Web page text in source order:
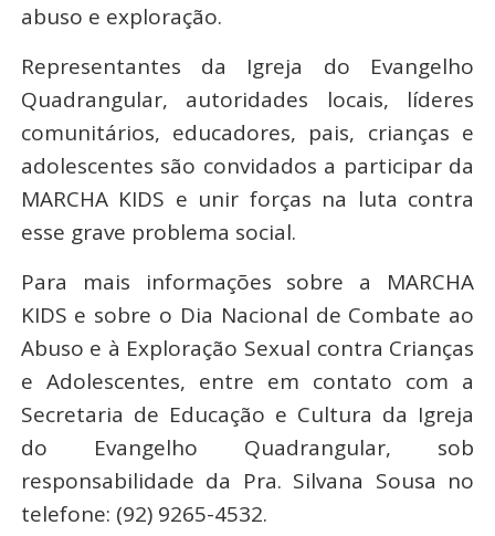
abuso e exploração.
Representantes da Igreja do Evangelho
Quadrangular, autoridades locais, líderes
comunitários, educadores, pais, crianças e
adolescentes são convidados a participar da
MARCHA KIDS e unir forças na luta contra
esse grave problema social.
Para mais informações sobre a MARCHA
KIDS e sobre o Dia Nacional de Combate ao
Abuso e à Exploração Sexual contra Crianças
e Adolescentes, entre em contato com a
Secretaria de Educação e Cultura da Igreja
do Evangelho Quadrangular, sob
responsabilidade da Pra. Silvana Sousa no
telefone: (92) 9265-4532.